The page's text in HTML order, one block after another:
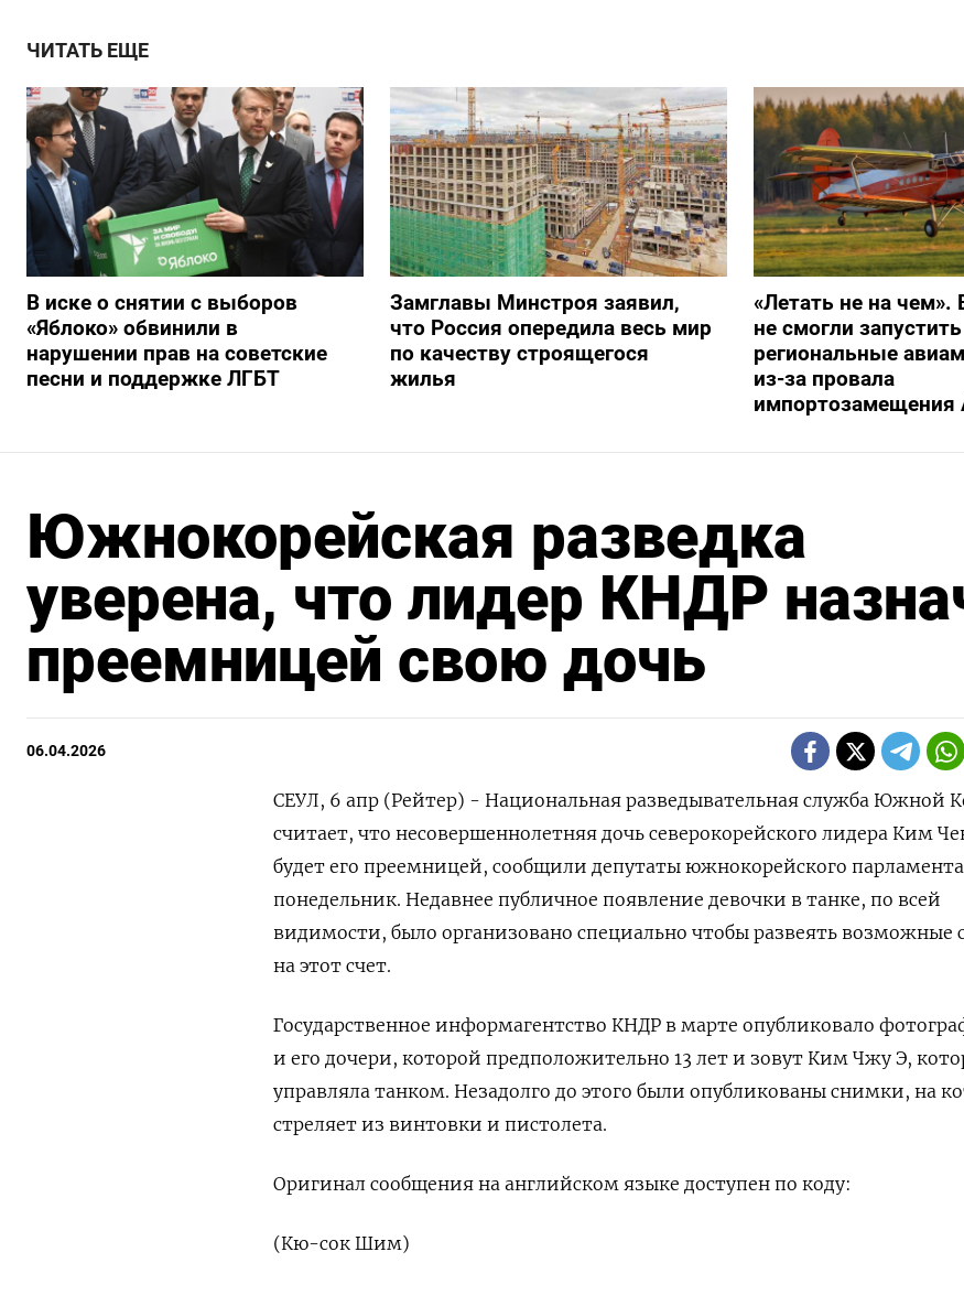
ЧИТАТЬ ЕЩЕ
В иске о снятии с выборов
«Яблоко» обвинили в
нарушении прав на советские
песни и поддержке ЛГБТ
Замглавы Минстроя заявил,
что Россия опередила весь мир
по качеству строящегося
жилья
«Летать не на чем».
не смогли запустить
региональные
из-за провала
импортозамещения
Южнокорейская разведка
уверена, что лидер КНДР
преемницей свою дочь
06.04.2026
СЕУЛ, 6 апр (Рейтер) - Национальная разведывательная служба Южной
считает, ‌что несовершеннолетняя дочь северокорейского лидера Ким
будет ​его ​преемницей, сообщили депутаты ⁠южнокорейского
понедельник. Недавнее ‌публичное появление девочки в танке, ​по всей
‌видимости, было организовано специально ​чтобы развеять возможные
на этот счет.
Государственное информагентство КНДР в марте ​опубликовало
‌и его дочери, ​которой предположительно 13 лет и зовут Ким Чжу Э,
управляла танком. Незадолго до этого были ​опубликованы ⁠снимки, на
стреляет ‌из винтовки ‌и пистолета.
Оригинал сообщения на английском ​языке доступен по ‌коду:
(Кю-сок Шим)